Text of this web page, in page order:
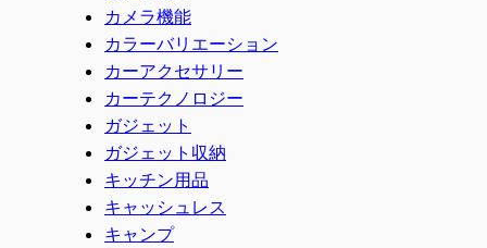
カメラ機能
カラーバリエーション
カーアクセサリー
カーテクノロジー
ガジェット
ガジェット収納
キッチン用品
キャッシュレス
キャンプ